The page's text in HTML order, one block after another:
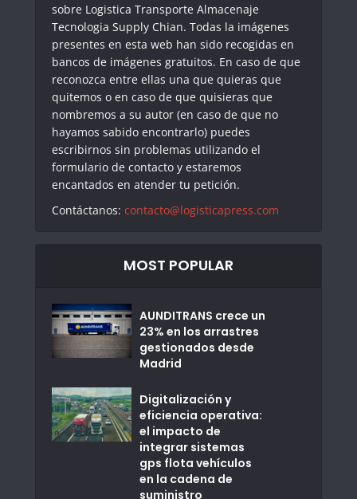
sobre Logistica Transporte Almacenaje
Tecnologia Supply Chian. Todas la imágenes
presentes en esta web han sido recogidas en
bancos de imágenes gratuitos. En caso de que
reconozca entre ellas una que quieras que
quitemos o en caso de que quisieras que
nombremos a su autor (en caso de que no
hayamos sabido encontrarlo) puedes
escribirnos sin problemas utilizando el
formulario de contacto y estaremos
encantados en atender tu petición.
Contáctanos: contacto@logisticapress.com
MOST POPULAR
AUNDITRANS crece un
23% en los arrastres
gestionados desde
Madrid
Digitalización y
eficiencia operativa:
el impacto de
integrar sistemas
gps flota vehículos
en la cadena de
suministro